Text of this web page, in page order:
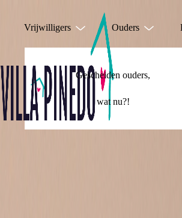
Vrijwilligers Ouders
Gescheiden ouders,
wat nu?!
JE